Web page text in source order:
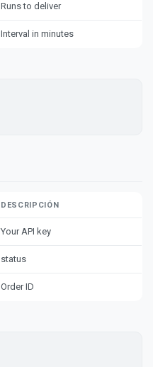
Runs to deliver
Interval in minutes
DESCRIPCIÓN
Your API key
status
Order ID